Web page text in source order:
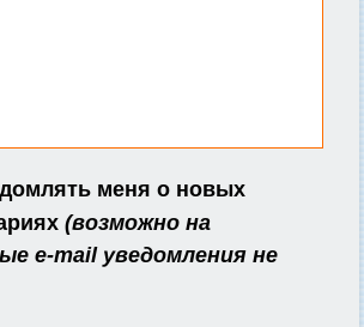
меня о новых
(возможно на
e-mail уведомления не